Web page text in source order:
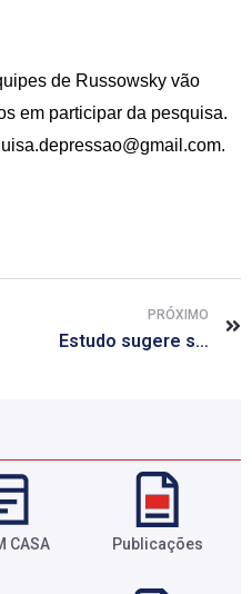
de Russowsky vão
em participar da pesquisa.
.
PRÓXIMO
Estudo sugere ser possível apagar memórias específicas
CASA Publicações